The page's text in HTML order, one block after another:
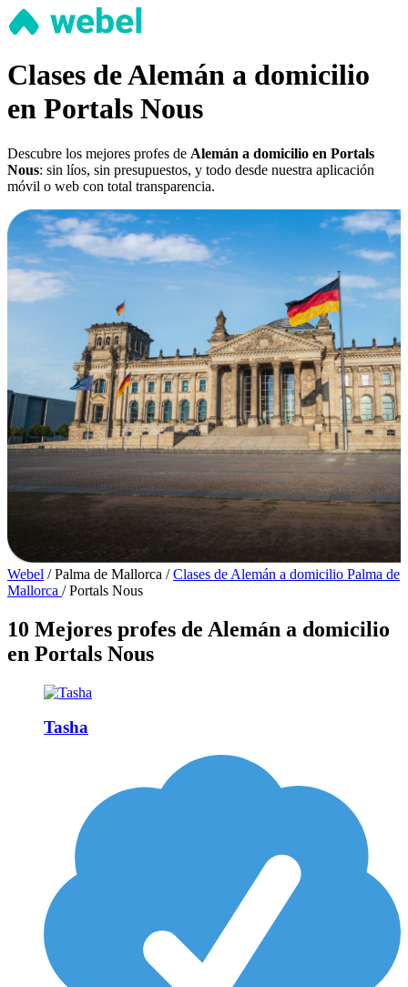
Clases de Alemán a domicilio
en Portals Nous
Descubre los mejores profes de Alemán a domicilio en Portals
Nous: sin líos, sin presupuestos, y todo desde nuestra aplicación
móvil o web con total transparencia.
Webel / Palma de Mallorca / Clases de Alemán a domicilio Palma de
Mallorca / Portals Nous
10 Mejores profes de Alemán a domicilio
en Portals Nous
Tasha